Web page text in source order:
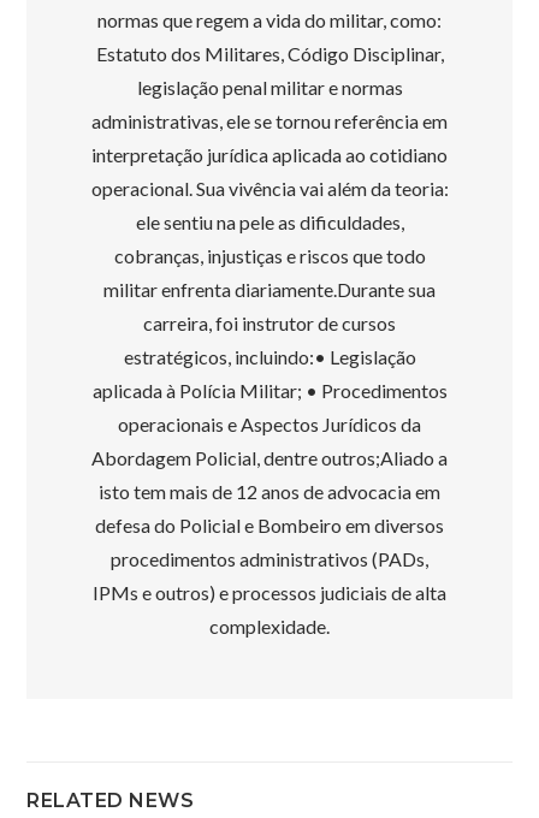
normas que regem a vida do militar, como:
Estatuto dos Militares, Código Disciplinar,
legislação penal militar e normas
administrativas, ele se tornou referência em
interpretação jurídica aplicada ao cotidiano
operacional. Sua vivência vai além da teoria:
ele sentiu na pele as dificuldades,
cobranças, injustiças e riscos que todo
militar enfrenta diariamente.Durante sua
carreira, foi instrutor de cursos
estratégicos, incluindo:• Legislação
aplicada à Polícia Militar; • Procedimentos
operacionais e Aspectos Jurídicos da
Abordagem Policial, dentre outros;Aliado a
isto tem mais de 12 anos de advocacia em
defesa do Policial e Bombeiro em diversos
procedimentos administrativos (PADs,
IPMs e outros) e processos judiciais de alta
complexidade.
RELATED NEWS